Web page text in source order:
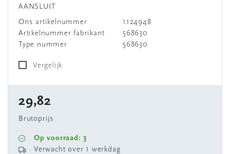
AANSLUIT
Ons artikelnummer
1124948
Artikelnummer fabrikant
568630
Type nummer
568630
Vergelijk
29,82
Brutoprijs
Op voorraad: 3
Verwacht over 1 werkdag